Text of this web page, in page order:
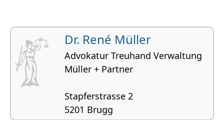
Dr. René Müller
Advokatur Treuhand Verwaltung
Müller + Partner
Stapferstrasse 2
5201 Brugg